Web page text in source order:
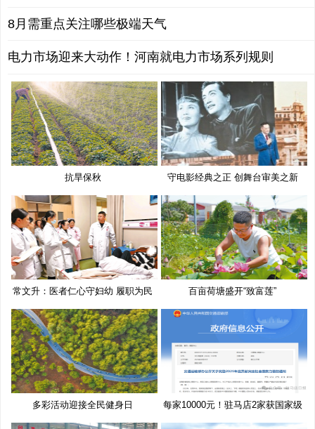
8月需重点关注哪些极端天气
电力市场迎来大动作！河南就电力市场系列规则
抗旱保秋 守电影经典之正 创舞台审美之新
常文升：医者仁心守妇幼 履职为民 百亩荷塘盛开“致富莲”
多彩活动迎接全民健身日
每家10000元！驻马店2家获国家级
奖